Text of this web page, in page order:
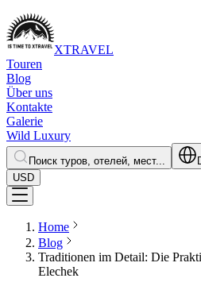
XTRAVEL
Touren
Blog
Über uns
Kontakte
Galerie
Wild Luxury
Поиск туров, отелей, мест...
USD
Home
Blog
Traditionen im Detail: Die
Elechek